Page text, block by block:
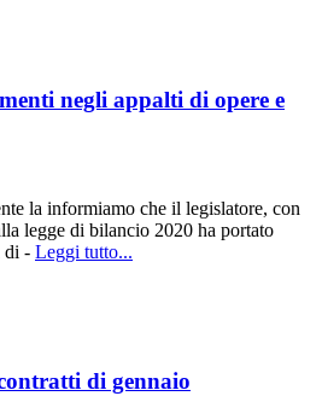
negli appalti di opere e
la informiamo che il legislatore, con
legge di bilancio 2020 ha portato
di - Leggi tutto...
di gennaio